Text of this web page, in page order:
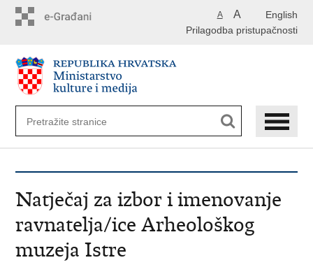
English
A A
Prilagodba pristupačnosti
Natječaj za izbor i imenovanje
ravnatelja/ice Arheološkog
muzeja Istre